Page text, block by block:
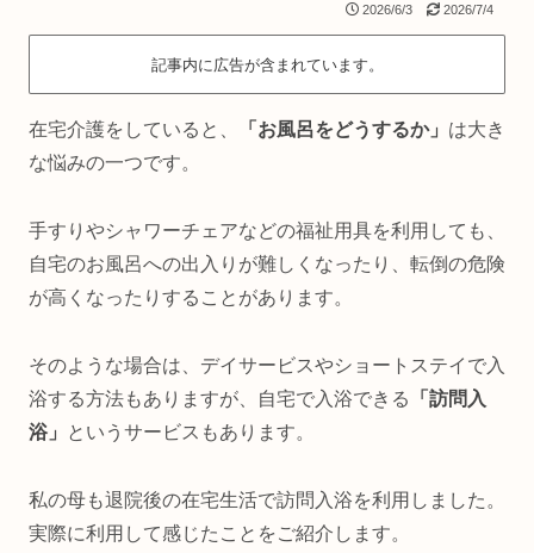
2026/6/3 2026/7/4
記事内に広告が含まれています。
在宅介護をしていると、 「お風呂をどうするか」 は大き
な悩みの一つです。
手すりやシャワーチェアなどの福祉用具を利用しても、
自宅のお風呂への出入りが難しくなったり、転倒の危険
が高くなったりすることがあります。
そのような場合は、デイサービスやショートステイで入
浴する方法もありますが、自宅で入浴できる
「訪問入
浴」
というサービスもあります。
私の母も退院後の在宅生活で訪問入浴を利用しました。
実際に利用して感じたことをご紹介します。